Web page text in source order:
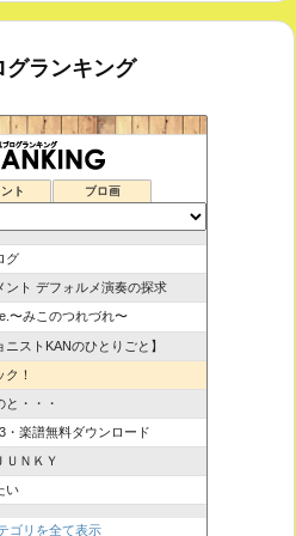
グランキング
ト ブロ画
ト・レッスンいたします
タリア、アモーレ！
グ
ント デフォルメ演奏の探求
〜みこのつれづれ〜
ニストKANのひとりごと】
！
・・・
・楽譜無料ダウンロード
ＮＫＹ
い
ゴリを全て表示